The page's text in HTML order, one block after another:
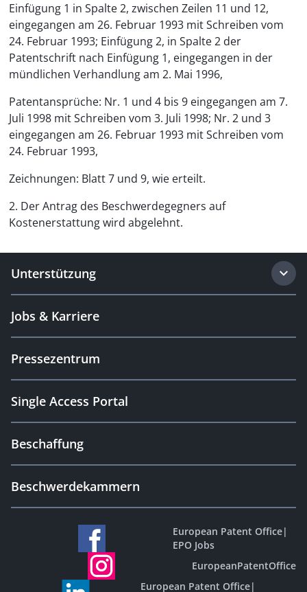
Einfügung 1 in Spalte 2, zwischen Zeilen 11 und 12,
eingegangen am 26. Februar 1993 mit Schreiben vom
24. Februar 1993; Einfügung 2, in Spalte 2 der
Patentschrift nach Einfügung 1, eingegangen in der
mündlichen Verhandlung am 2. Mai 1996,
Patentansprüche: Nr. 1 und 4 bis 9 eingegangen am 7.
Juli 1998 mit Schreiben vom 3. Juli 1998; Nr. 2 und 3
eingegangen am 26. Februar 1993 mit Schreiben vom
24. Februar 1993,
Zeichnungen: Blatt 7 und 9, wie erteilt.
2. Der Antrag des Beschwerdegegners auf
Kostenerstattung wird abgelehnt.
Unterstützung
Jobs & Karriere
Pressezentrum
Single Access Portal
Beschaffung
Beschwerdekammern
European Patent Office|
EPO Jobs
EuropeanPatentOffice
European Patent Office|